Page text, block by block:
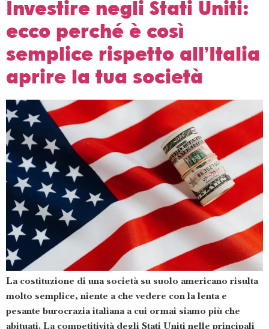
Investire negli Stati Uniti:
ecco perché è così
semplice rispetto all’Italia
aprire la tua società
La costituzione di una società su suolo americano risulta
molto semplice, niente a che vedere con la lenta e
pesante burocrazia italiana a cui ormai siamo più che